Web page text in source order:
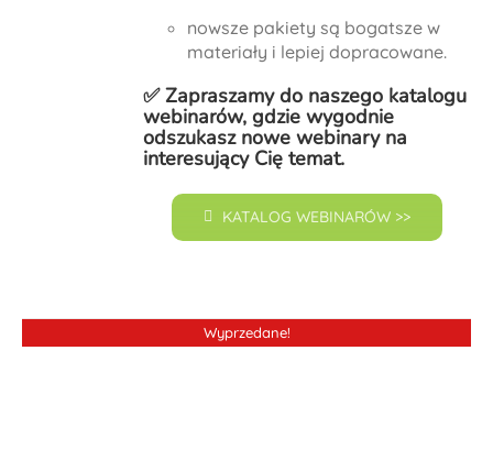
nowsze pakiety są bogatsze w
materiały i lepiej dopracowane.
✅ Zapraszamy do naszego katalogu
webinarów, gdzie wygodnie
odszukasz nowe webinary na
interesujący Cię temat.
KATALOG WEBINARÓW >>
Wyprzedane!